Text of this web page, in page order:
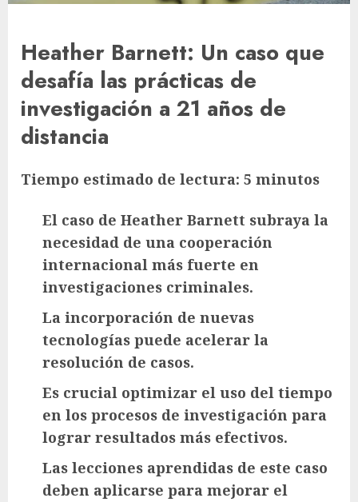
Heather Barnett: Un caso que
desafía las prácticas de
investigación a 21 años de
distancia
Tiempo estimado de lectura: 5 minutos
El caso de Heather Barnett subraya la
necesidad de una cooperación
internacional más fuerte en
investigaciones criminales.
La incorporación de nuevas
tecnologías puede acelerar la
resolución de casos.
Es crucial optimizar el uso del tiempo
en los procesos de investigación para
lograr resultados más efectivos.
Las lecciones aprendidas de este caso
deben aplicarse para mejorar el